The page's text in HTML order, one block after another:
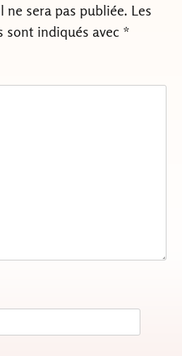
ne sera pas publiée. Les
sont indiqués avec *